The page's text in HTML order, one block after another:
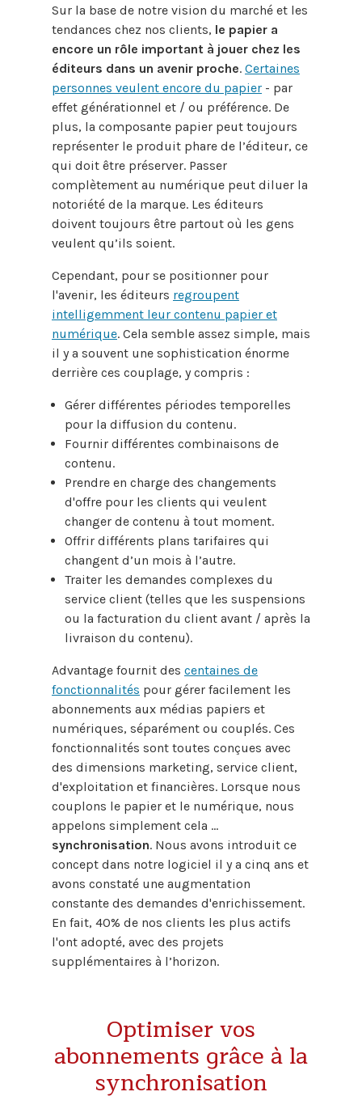
Sur la base de notre vision du marché et les
tendances chez nos clients, le papier a
encore un rôle important à jouer chez les
éditeurs dans un avenir proche. Certaines
personnes veulent encore du papier - par
effet générationnel et / ou préférence. De
plus, la composante papier peut toujours
représenter le produit phare de l’éditeur, ce
qui doit être préserver. Passer
complètement au numérique peut diluer la
notoriété de la marque. Les éditeurs
doivent toujours être partout où les gens
veulent qu’ils soient.
Cependant, pour se positionner pour
l'avenir, les éditeurs regroupent
intelligemment leur contenu papier et
numérique. Cela semble assez simple, mais
il y a souvent une sophistication énorme
derrière ces couplage, y compris :
Gérer différentes périodes temporelles
pour la diffusion du contenu.
Fournir différentes combinaisons de
contenu.
Prendre en charge des changements
d'offre pour les clients qui veulent
changer de contenu à tout moment.
Offrir différents plans tarifaires qui
changent d’un mois à l’autre.
Traiter les demandes complexes du
service client (telles que les suspensions
ou la facturation du client avant / après la
livraison du contenu).
Advantage fournit des centaines de
fonctionnalités pour gérer facilement les
abonnements aux médias papiers et
numériques, séparément ou couplés. Ces
fonctionnalités sont toutes conçues avec
des dimensions marketing, service client,
d'exploitation et financières. Lorsque nous
couplons le papier et le numérique, nous
appelons simplement cela ...
synchronisation. Nous avons introduit ce
concept dans notre logiciel il y a cinq ans et
avons constaté une augmentation
constante des demandes d'enrichissement.
En fait, 40% de nos clients les plus actifs
l'ont adopté, avec des projets
supplémentaires à l’horizon.
Optimiser vos
abonnements grâce à la
synchronisation